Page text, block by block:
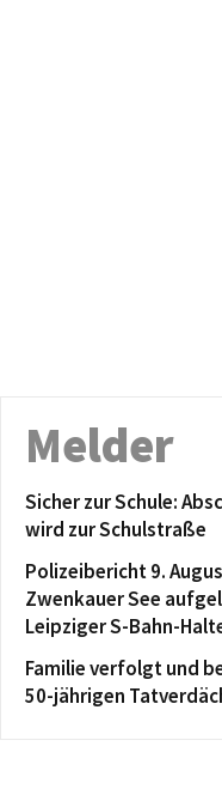
Melder
Sicher zur Schule:
wird zur Schulstraße
Polizeibericht 9.
Zwenkauer See
Leipziger S-Bahn-
Familie verfolgt und
50-jährigen